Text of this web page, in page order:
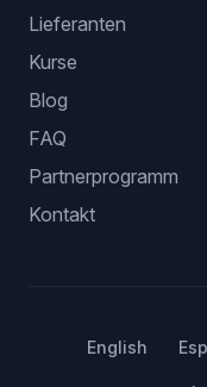
Lieferanten
Kurse
Blog
FAQ
Partnerprogramm
Kontakt
English